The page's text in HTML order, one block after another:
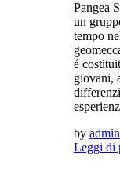
Pangea
un
tempo
é
giovani,
by admin
Leggi di